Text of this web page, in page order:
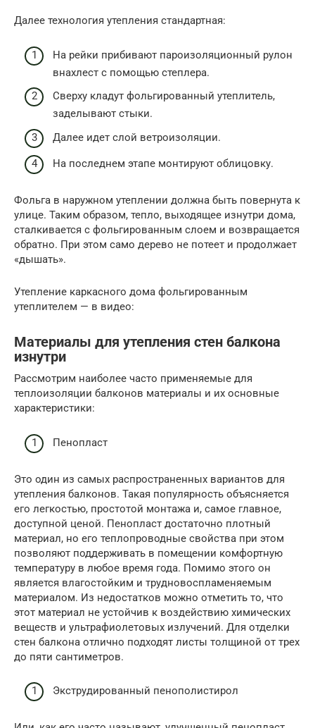
Далее технология утепления стандартная:
На рейки прибивают пароизоляционный рулон
внахлест с помощью степлера.
Сверху кладут фольгированный утеплитель,
заделывают стыки.
Далее идет слой ветроизоляции.
На последнем этапе монтируют облицовку.
Фольга в наружном утеплении должна быть повернута к
улице. Таким образом, тепло, выходящее изнутри дома,
сталкивается с фольгированным слоем и возвращается
обратно. При этом само дерево не потеет и продолжает
«дышать».
Утепление каркасного дома фольгированным
утеплителем — в видео:
Материалы для утепления стен балкона
изнутри
Рассмотрим наиболее часто применяемые для
теплоизоляции балконов материалы и их основные
характеристики:
Пенопласт
Это один из самых распространенных вариантов для
утепления балконов. Такая популярность объясняется
его легкостью, простотой монтажа и, самое главное,
доступной ценой. Пенопласт достаточно плотный
материал, но его теплопроводные свойства при этом
позволяют поддерживать в помещении комфортную
температуру в любое время года. Помимо этого он
является влагостойким и трудновоспламеняемым
материалом. Из недостатков можно отметить то, что
этот материал не устойчив к воздействию химических
веществ и ультрафиолетовых излучений. Для отделки
стен балкона отлично подходят листы толщиной от трех
до пяти сантиметров.
Экструдированный пенополистирол